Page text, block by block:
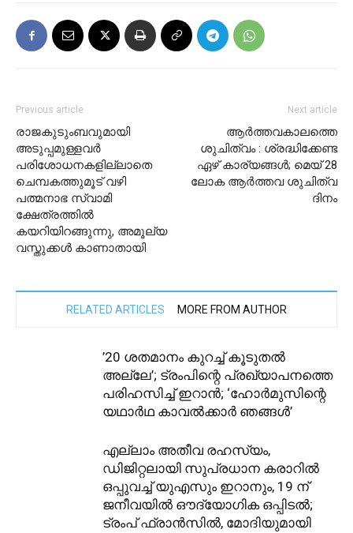
Previous article
രാജകുടുംബവുമായി
അടുപ്പമുള്ളവർ
പരിശോധനകളില്ലാതെ
ചെമ്പകത്തുമൂട് വഴി
പത്മനാഭ സ്വാമി
ക്ഷേത്രത്തിൽ
കയറിയിറങ്ങുന്നു, അമൂല്യ
വസ്തുക്കൾ കാണാതായി
Next article
ആർത്തവകാലത്തെ
ശുചിത്വം : ശ്രദ്ധിക്കേണ്ട
ഏഴ് കാര്യങ്ങൾ; മെയ് 28
ലോക ആർത്തവ ശുചിത്വ
ദിനം
RELATED ARTICLES MORE FROM AUTHOR
’20 ശതമാനം കുറച്ച് കൂടുതൽ
അല്ലേ’; ട്രംപിന്റെ പ്രഖ്യാപനത്തെ
പരി​ഹസിച്ച് ഇറാൻ; ‘ഹോർമുസിന്റെ
യഥാർഥ കാവൽക്കാർ ഞങ്ങൾ’
എല്ലാം അതീവ രഹസ്യം,
ഡിജിറ്റലായി സുപ്രധാന കരാറിൽ
ഒപ്പുവച്ച് യുഎസും ഇറാനും, 19 ന്
ജനീവയിൽ ഔദ്യോഗിക ഒപ്പിടൽ;
ട്രംപ് ഫ്രാൻസിൽ, മോദിയുമായി